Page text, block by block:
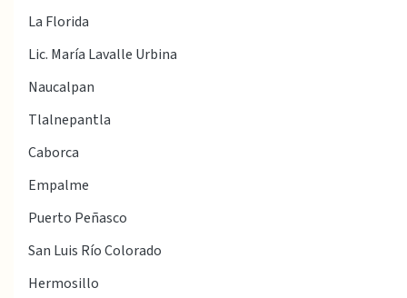
La Florida
Lic. María Lavalle Urbina
Naucalpan
Tlalnepantla
Caborca
Empalme
Puerto Peñasco
San Luis Río Colorado
Hermosillo